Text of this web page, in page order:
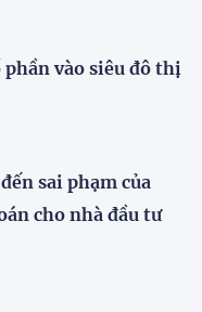
phần vào siêu đô thị
sai phạm của
cho nhà đầu tư